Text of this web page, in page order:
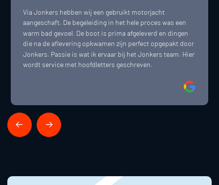
Via Jonkers hebben wij een gebruikt motorjacht
aangeschaft. De begeleiding in het hele proces was een
warm bad gevoel. De boot is prima afgeleverd en dingen
die na de aflevering opkwamen zijn perfect opgepakt door
Jonkers. Passie is wat ik ervaar bij het Jonkers team. Hier
wordt service met hoofdletters geschreven.